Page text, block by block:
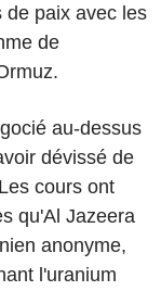
de paix avec les
de
au-dessus
dévissé de
cours ont
qu'Al Jazeera
anonyme,
l'uranium